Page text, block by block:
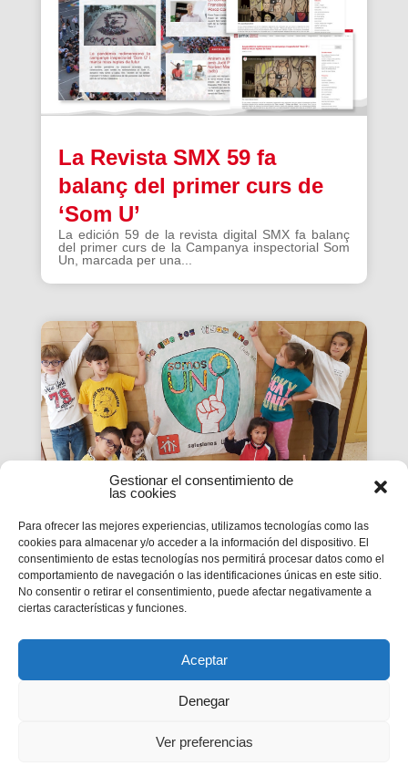
Gestionar el consentimiento de
las cookies
Para ofrecer las mejores experiencias, utilizamos tecnologías como las
cookies para almacenar y/o acceder a la información del dispositivo. El
consentimiento de estas tecnologías nos permitirá procesar datos como el
comportamiento de navegación o las identificaciones únicas en este sitio.
No consentir o retirar el consentimiento, puede afectar negativamente a
ciertas características y funciones.
Aceptar
Denegar
Ver preferencias
La Revista SMX 59 fa
balanç del primer curs de
‘Som U’
La edición 59 de la revista digital SMX fa balanç
del primer curs de la Campanya inspectorial Som
Un, marcada per una...
La Revista SMX 59 hace
balance del primer curso de
'Somos Uno'
balance del primer curso de la Campaña
inspectorial Somos Uno, marcada...